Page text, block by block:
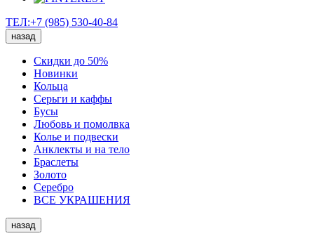
ТЕЛ:+7 (985) 530-40-84
назад
Скидки до 50%
Новинки
Кольца
Серьги и каффы
Бусы
Любовь и помолвка
Колье и подвески
Анклекты и на тело
Браслеты
Золото
Серебро
ВСЕ УКРАШЕНИЯ
назад